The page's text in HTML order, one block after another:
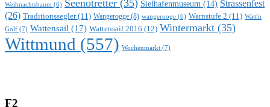
Weihnachtsbaum (6) Seenotretter (35) Sielhafenmuseum (14) Strassenfest
(26) Traditionssegler(11) Wangerogge (8) wangerooge (6) Warnstufe 2 (11) Watt'n
Golf (7) Wattensail (17) Wattensail 2016 (12) Wintermarkt (35)
Wittmund (557) Wochenmarkt (7)
F2